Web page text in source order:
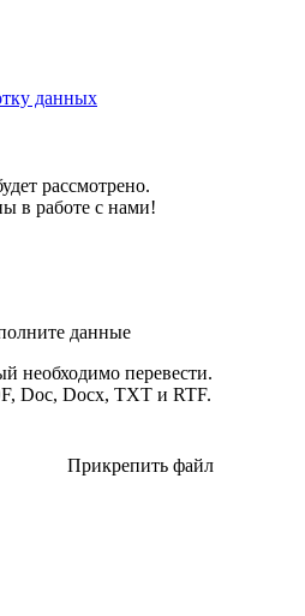
данных
рассмотрено.
в работе с нами!
данные
необходимо перевести.
Doc, Docx, TXT и RTF.
Прикрепить файл